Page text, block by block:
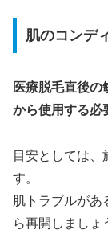
肌のコンデ
医療脱毛直後
から使用する必
目安としては
す。
肌トラブルが
ら再開しましょ